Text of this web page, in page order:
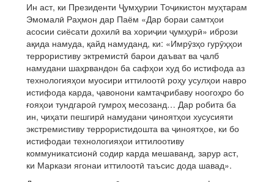
Ин аст, ки Президенти Ҷумҳурии Тоҷикистон муҳтарам
Эмомалӣ Раҳмон дар Паём «Дар бораи самтҳои
асосии сиёсати дохилӣ ва хориҷии ҷумҳурӣ» ибрози
ақида намуда, қайд намуданд, ки: «Имрӯзҳо гурӯҳҳои
террористиву эктремистӣ барои даъват ва ҷалб
намудани шаҳрвандон ба сафҳои худ бо истифода аз
технологияҳои муосири иттилоотӣ роҳу усулҳои навро
истифода карда, ҷавонони камтаҷрибаву ноогоҳро бо
ғояҳои тундгароӣ гумроҳ месозанд… Дар робита ба
ин, ҷиҳати пешгирӣ намудани ҷиноятҳои хусусияти
экстремистиву террористидошта ва ҷиноятҳое, ки бо
истифодаи технологияҳои иттилоотиву
коммуникатсионӣ содир карда мешаванд, зарур аст,
ки Маркази ягонаи иттилоотӣ таъсис дода шавад».